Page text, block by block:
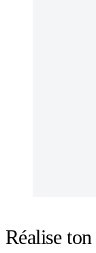
Réalise